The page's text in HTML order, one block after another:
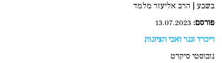
בשבע | הרב אליעזר מלמד
פורסם:
ריכרד וגנר ואבי הציונות
נובוסטי סיקרט